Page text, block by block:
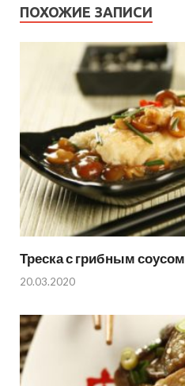
ПОХОЖИЕ ЗАПИСИ
Треска с грибным соусом
20.03.2020